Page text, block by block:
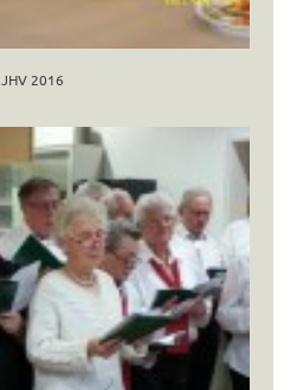
JHV 2016